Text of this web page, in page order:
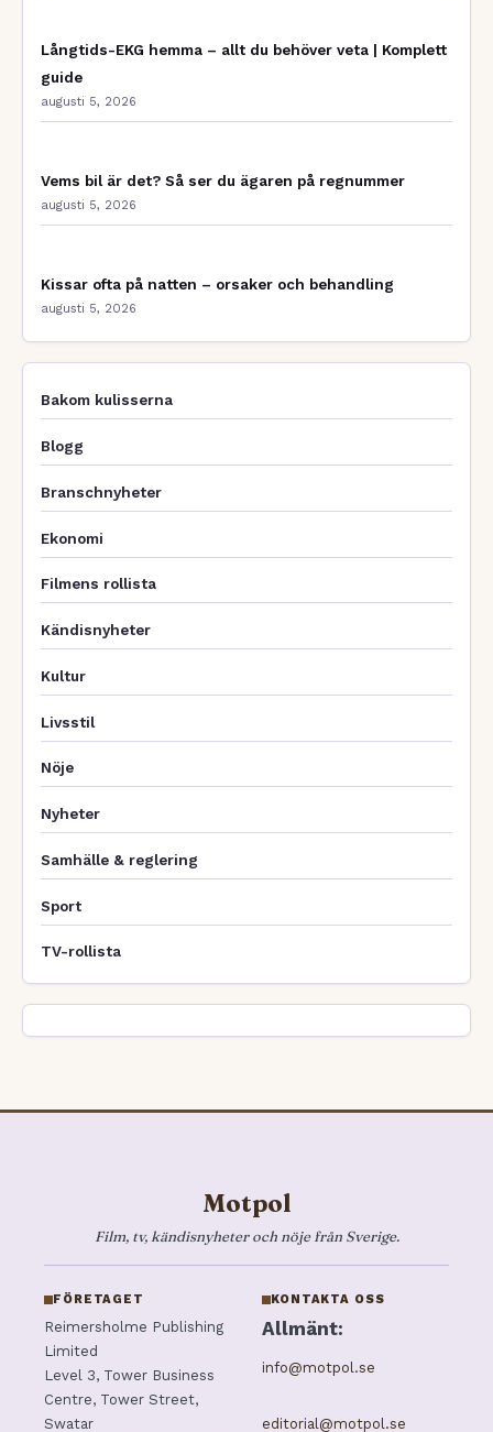
Långtids-EKG hemma – allt du behöver veta | Komplett
guide
augusti 5, 2026
Vems bil är det? Så ser du ägaren på regnummer
augusti 5, 2026
Kissar ofta på natten – orsaker och behandling
augusti 5, 2026
Bakom kulisserna
Blogg
Branschnyheter
Ekonomi
Filmens rollista
Kändisnyheter
Kultur
Livsstil
Nöje
Nyheter
Samhälle & reglering
Sport
TV-rollista
Motpol
Film, tv, kändisnyheter och nöje från Sverige.
FÖRETAGET
Reimersholme Publishing
Limited
Level 3, Tower Business
Centre, Tower Street,
Swatar
KONTAKTA OSS
Allmänt:
info@motpol.se
editorial@motpol.se